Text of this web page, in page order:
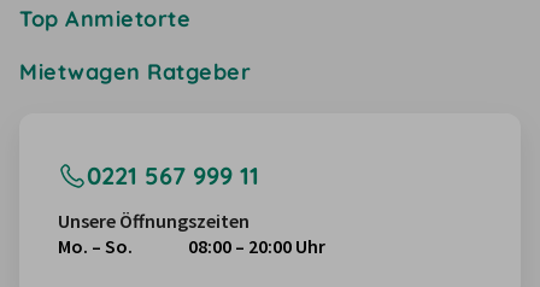
Top Anmietorte
Mietwagen Ratgeber
0221 567 999 11
Unsere Öffnungszeiten
Mo. – So.
08:00 – 20:00 Uhr